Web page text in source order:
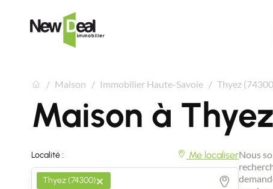
Maison Immobilier Haute-Savoie Thyez
Maison à Thyez
Localité : Me localiser
×
Thyez (74300)
Nous